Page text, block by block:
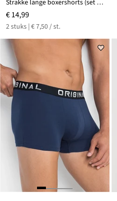
Strakke lange boxershorts (set van 2)
€ 14,99
2 stuks | € 7,50 / st.